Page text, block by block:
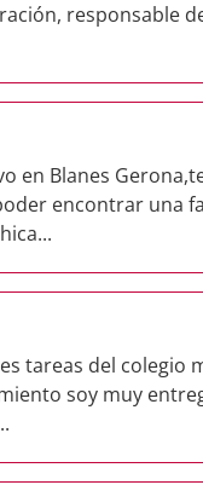
responsable
en Blanes
encontrar una
tareas del colegio
soy muy